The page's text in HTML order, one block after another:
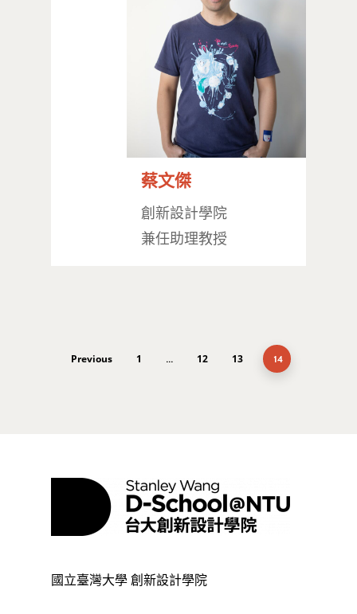
蔡文傑
創新設計學院
兼任助理教授
Previous 1 ... 12 13 14
國立臺灣大學 創新設計學院
最新消息
關於我們
團隊成員
創新領域學士學位學程
跟著董總實習
相關表單
Tel : +886 2 3366 1869
Address : 100047臺北
思源街18號卓越研究大
Research Excellence.